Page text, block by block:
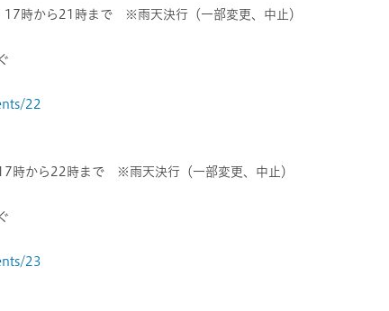
17時から21時まで ※雨天決行（一部変更、中止）
22
時から22時まで ※雨天決行（一部変更、中止）
23